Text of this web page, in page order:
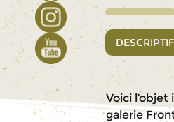
DESCRIPTIF
Voici
galerie